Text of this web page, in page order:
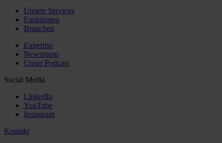
Unsere Services
Funktionen
Branchen
Expertise
Newsroom
Unser Podcast
Social Media
LinkedIn
YouTube
Instagram
Kontakt